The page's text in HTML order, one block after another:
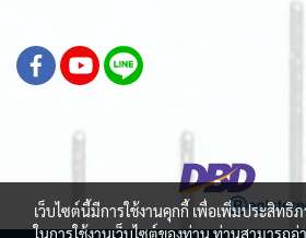
เว็บไซต์นี้มีการใช้งานคุกกี้ เพื่อเพิ่มประสิท
ในการใช้งานเว็บไซต์ของท่าน ท่านสามารถอ่